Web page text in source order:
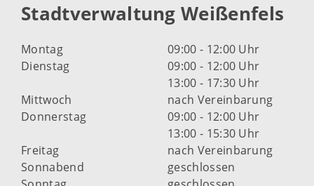
Stadtverwaltung Weißenfels
Montag
09:00 - 12:00 Uhr
Dienstag
09:00 - 12:00 Uhr
13:00 - 17:30 Uhr
Mittwoch
nach Vereinbarung
Donnerstag
09:00 - 12:00 Uhr
13:00 - 15:30 Uhr
Freitag
nach Vereinbarung
Sonnabend
geschlossen